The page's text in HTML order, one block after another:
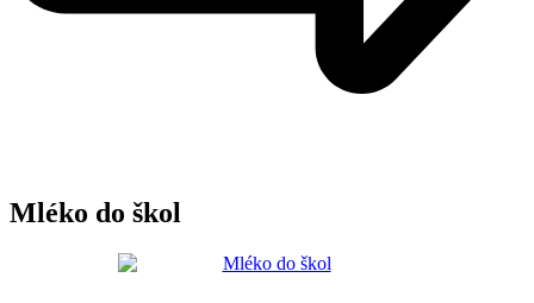
Mléko do škol